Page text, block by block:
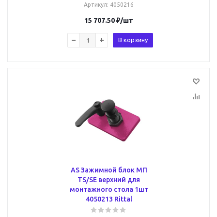
Артикул: 4050216
15 707.50₽/шт
В корзину
AS Зажимной блок МП
TS/SE верхний для
монтажного стола 1шт
4050213 Rittal